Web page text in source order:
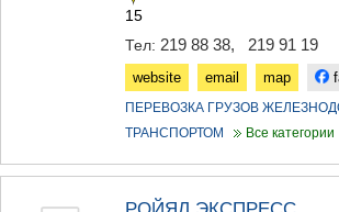
15
Тел: 219 88 38, 219 91 19
website email map
ПЕРЕВОЗКА ГРУЗОВ
ТРАНСПОРТОМ
Все категории